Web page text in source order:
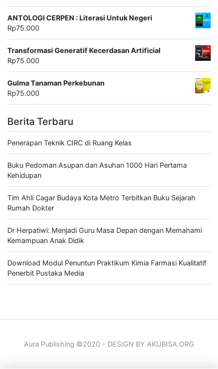
aslinya
adalah:
saat
ini
ANTOLOGI CERPEN : Literasi Untuk Negeri
Rp75.000
Transformasi Generatif Kecerdasan Artificial
Rp75.000
Gulma Tanaman Perkebunan
Rp75.000
Berita Terbaru
Penerapan Teknik CIRC di Ruang Kelas
Buku Pedoman Asupan dan Asuhan 1000 Hari Pertama
Kehidupan
Tim Ahli Cagar Budaya Kota Metro Terbitkan Buku Sejarah
Rumah Dokter
Dr Herpatiwi: Menjadi Guru Masa Depan dengan Memahami
Kemampuan Anak Didik
Download Modul Penuntun Praktikum Kimia Farmasi Kualitatif
Penerbit Pustaka Media
Aura Publishing ©2020 - DESIGN BY AKUBISA.ORG